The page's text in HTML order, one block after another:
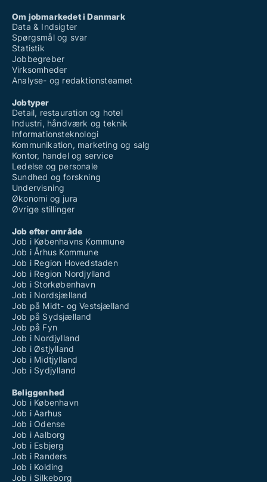
Om jobmarkedet i Danmark
Data & Indsigter
Spørgsmål og svar
Statistik
Jobbegreber
Virksomheder
Analyse- og redaktionsteamet
Jobtyper
Detail, restauration og hotel
Industri, håndværk og teknik
Informationsteknologi
Kommunikation, marketing og salg
Kontor, handel og service
Ledelse og personale
Sundhed og forskning
Undervisning
Økonomi og jura
Øvrige stillinger
Job efter område
Job i Københavns Kommune
Job i Århus Kommune
Job i Region Hovedstaden
Job i Region Nordjylland
Job i Storkøbenhavn
Job i Nordsjælland
Job på Midt- og Vestsjælland
Job på Sydsjælland
Job på Fyn
Job i Nordjylland
Job i Østjylland
Job i Midtjylland
Job i Sydjylland
Beliggenhed
Job i København
Job i Aarhus
Job i Odense
Job i Aalborg
Job i Esbjerg
Job i Randers
Job i Kolding
Job i Silkeborg